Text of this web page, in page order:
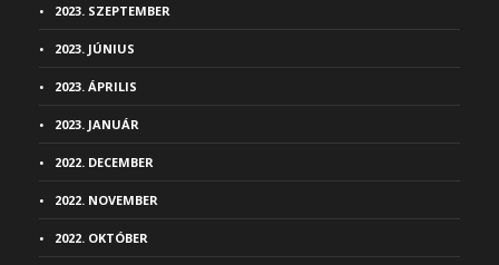
2023. SZEPTEMBER
2023. JÚNIUS
2023. ÁPRILIS
2023. JANUÁR
2022. DECEMBER
2022. NOVEMBER
2022. OKTÓBER